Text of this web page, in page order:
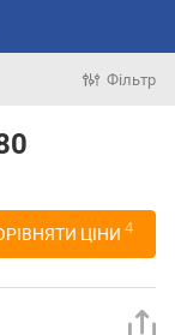
Фільтр
ЦІНИ 4